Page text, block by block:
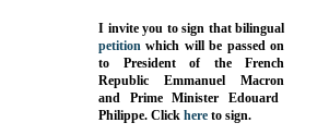
I invite you to sign that bilingual
petition which will be passed on
to President of the French
Republic Emmanuel Macron
and Prime Minister Edouard
Philippe. Click here to sign.